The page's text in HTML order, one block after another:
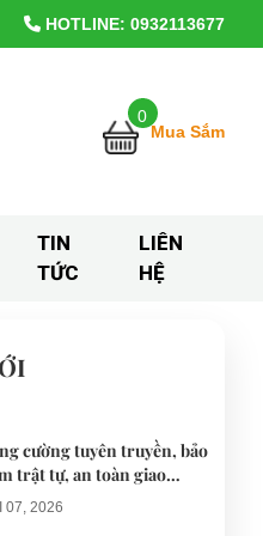
HOTLINE: 0932113677
0
Mua Sắm
TIN
TỨC
LIÊN
HỆ
cường tuyên truyền, bảo
trật tự, an toàn giao
khi thí điểm xe điện 4
phục vụ du lịch
07, 2026